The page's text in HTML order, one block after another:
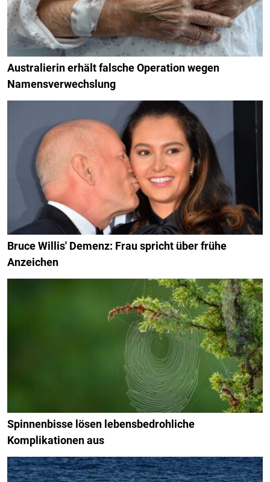
Australierin erhält falsche Operation wegen
Namensverwechslung
Bruce Willis' Demenz: Frau spricht über frühe
Anzeichen
Spinnenbisse lösen lebensbedrohliche
Komplikationen aus